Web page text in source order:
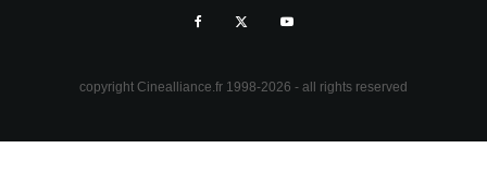
copyright Cinealliance.fr 1998-2026 - all rights reserved